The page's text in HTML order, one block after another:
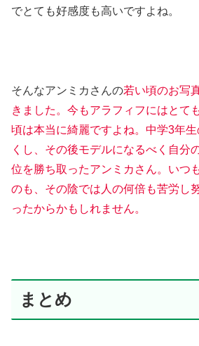
でとても好感度も高いですよね。
そんなアンミカさんの若い頃のお写
きました。今もアラフィフにはとて
頃は本当に綺麗ですよね。中学3年
くし、その後モデルになるべく自分
位を勝ち取ったアンミカさん。いつ
のも、その陰では人の何倍も苦労し
ったからかもしれません。
まとめ